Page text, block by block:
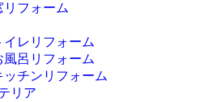
リフォーム
イレリフォーム
風呂リフォーム
ッチンリフォーム
リア